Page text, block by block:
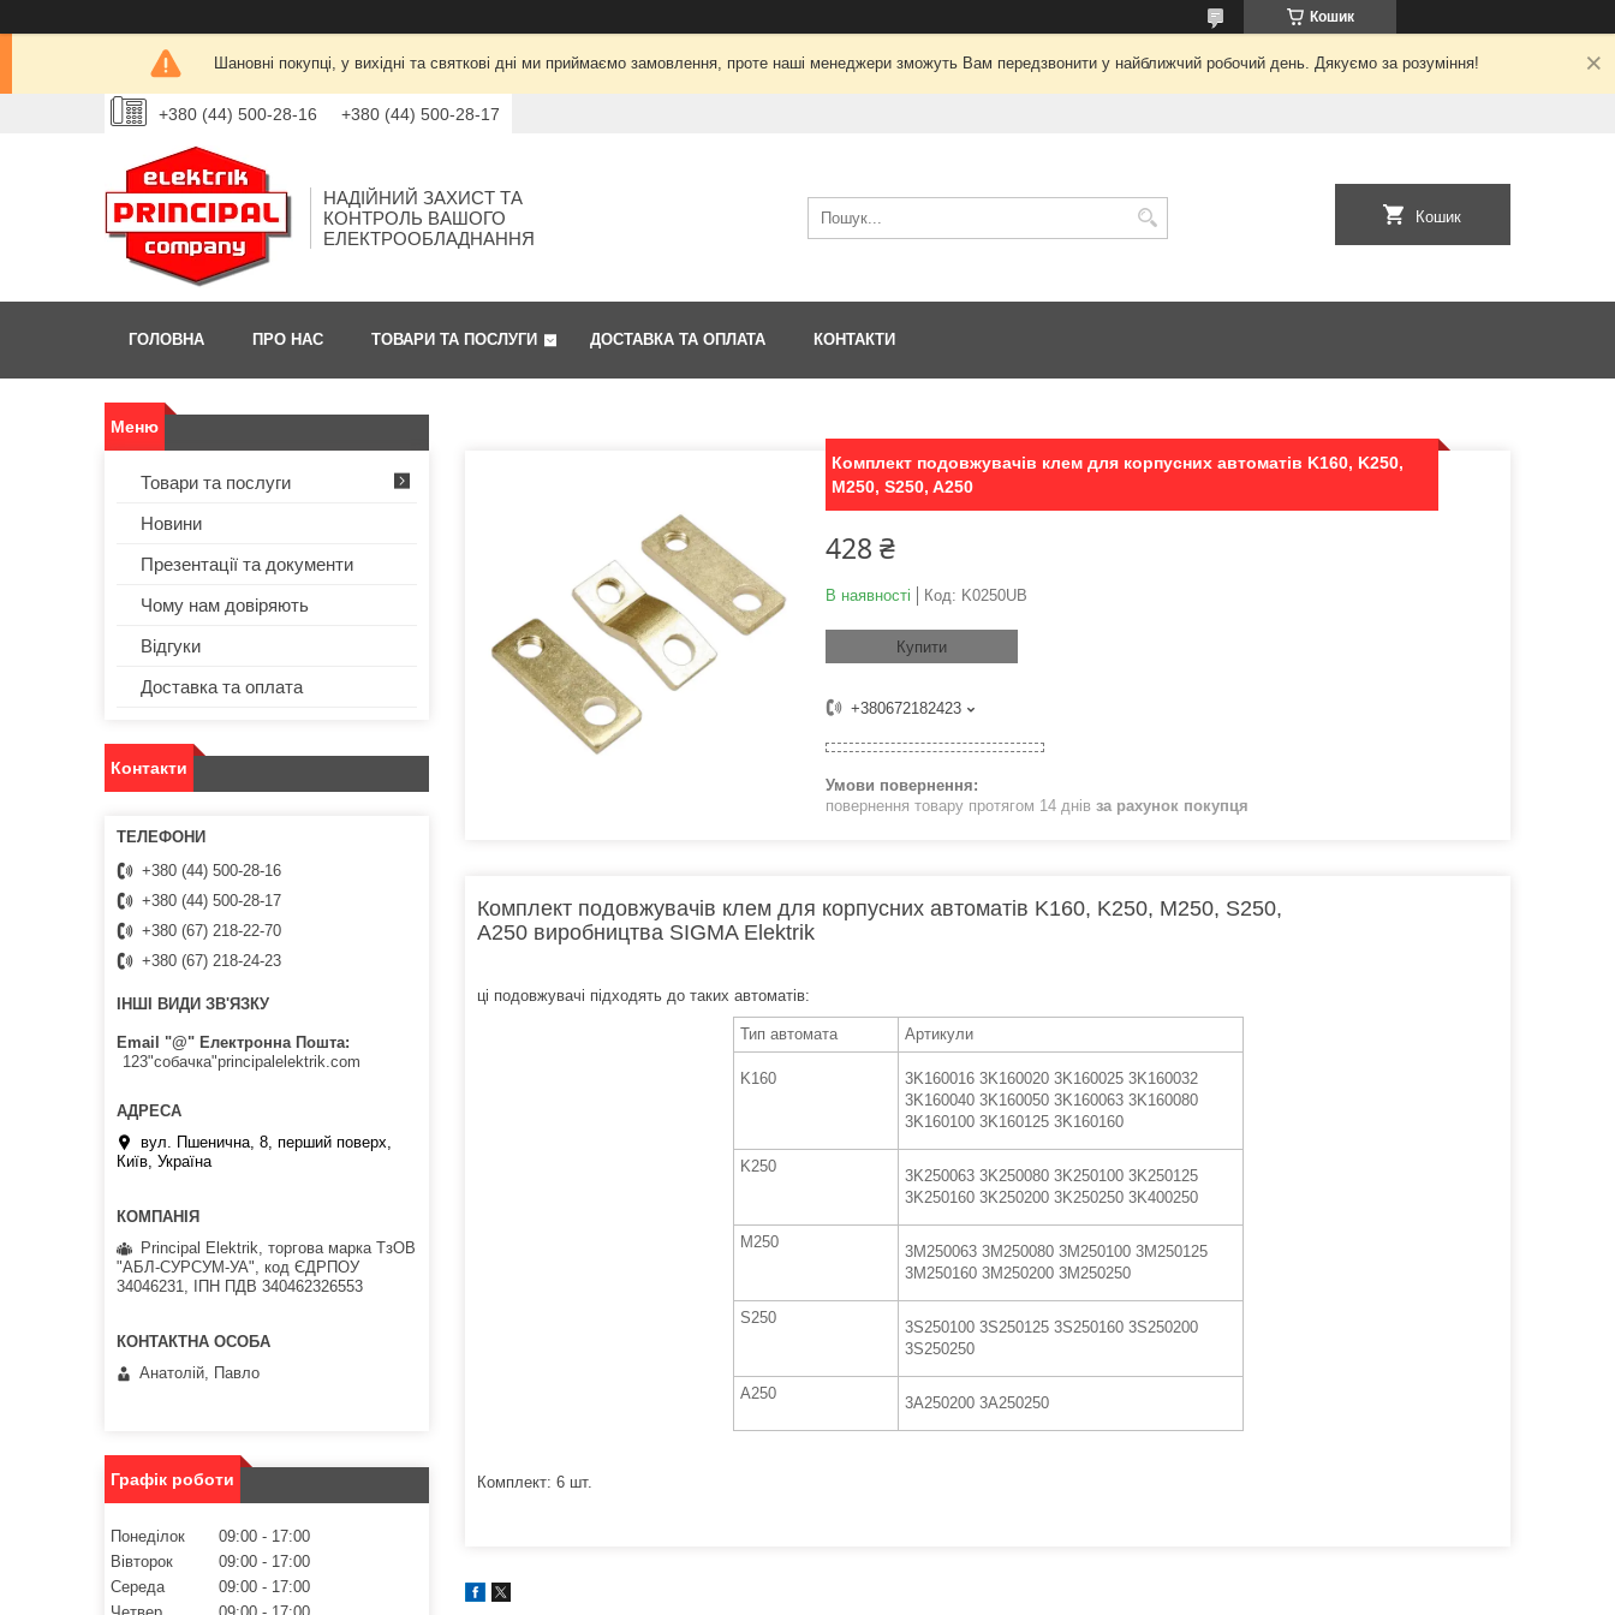
Кошик
Шановні покупці, у вихідні та святкові дні ми приймаємо замовлення, проте наші менеджери зможуть Вам передзвонити у найближчий робочий день. Дякуємо за розуміння!
+380 (44) 500-28-16 +380 (44) 500-28-17
НАДІЙНИЙ ЗАХИСТ ТА
КОНТРОЛЬ ВАШОГО
ЕЛЕКТРООБЛАДНАННЯ
Кошик
ГОЛОВНА ПРО НАС ТОВАРИ ТА ПОСЛУГИ ДОСТАВКА ТА ОПЛАТА КОНТАКТИ
Комплект подовжувачів клем для корпусних автоматів K160, K250,
M250, S250, A250
428 ₴
В наявності Код: K0250UB
Купити
+380672182423
повернення товару протягом 14 днів за рахунок покупця
Комплект подовжувачів клем для корпусних автоматів K160, K250, M250, S250,
A250 виробництва SIGMA Elektrik
ці подовжувачі підходять до таких автоматів:
Тип автомата Артикули
K160
3K160016 3K160020 3K160025 3K160032
3K160040 3K160050 3K160063 3K160080
3K160100 3K160125 3K160160
K250
3K250063 3K250080 3K250100 3K250125
3K250160 3K250200 3K250250 3K400250
M250
3M250063 3M250080 3M250100 3M250125
3M250160 3M250200 3M250250
S250
3S250100 3S250125 3S250160 3S250200
3S250250
A250
3A250200 3A250250
Комплект: 6 шт.
Товари та послуги
Новини
Презентації та документи
Чому нам довіряють
Відгуки
Доставка та оплата
Контакти
+380 (44) 500-28-16
+380 (44) 500-28-17
+380 (67) 218-22-70
+380 (67) 218-24-23
ІНШІ ВИДИ ЗВ'ЯЗКУ
Email "@" Електронна Пошта
123"собачка"principalelektrik.com
вул. Пшенична, 8, перший поверх,
Київ, Україна
Principal Elektrik, торгова марка ТзОВ
"АБЛ-СУРСУМ-УА", код ЄДРПОУ
34046231, ІПН ПДВ 340462326553
Анатолій, Павло
Графік роботи
Понеділок 09:00
17:00
Вівторок
09:00
17:00
Середа
09:00
17:00